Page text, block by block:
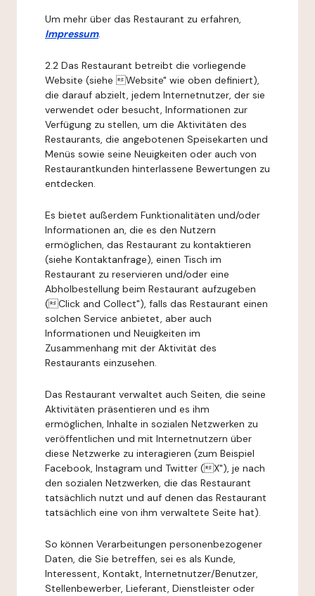
Um mehr über das Restaurant zu erfahren,
Impressum.
2.2 Das Restaurant betreibt die vorliegende
Website (siehe Website" wie oben definiert),
die darauf abzielt, jedem Internetnutzer, der sie
verwendet oder besucht, Informationen zur
Verfügung zu stellen, um die Aktivitäten des
Restaurants, die angebotenen Speisekarten und
Menüs sowie seine Neuigkeiten oder auch von
Restaurantkunden hinterlassene Bewertungen zu
entdecken.
Es bietet außerdem Funktionalitäten und/oder
Informationen an, die es den Nutzern
ermöglichen, das Restaurant zu kontaktieren
(siehe Kontaktanfrage), einen Tisch im
Restaurant zu reservieren und/oder eine
Abholbestellung beim Restaurant aufzugeben
(Click and Collect"), falls das Restaurant einen
solchen Service anbietet, aber auch
Informationen und Neuigkeiten im
Zusammenhang mit der Aktivität des
Restaurants einzusehen.
Das Restaurant verwaltet auch Seiten, die seine
Aktivitäten präsentieren und es ihm
ermöglichen, Inhalte in sozialen Netzwerken zu
veröffentlichen und mit Internetnutzern über
diese Netzwerke zu interagieren (zum Beispiel
Facebook, Instagram und Twitter (X"), je nach
den sozialen Netzwerken, die das Restaurant
tatsächlich nutzt und auf denen das Restaurant
tatsächlich eine von ihm verwaltete Seite hat).
So können Verarbeitungen personenbezogener
Daten, die Sie betreffen, sei es als Kunde,
Interessent, Kontakt, Internetnutzer/Benutzer,
Stellenbewerber, Lieferant, Dienstleister oder